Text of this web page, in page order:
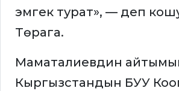
эмгек турат», — деп
Төрага.
Маматалиевдин
Кыргызстандын БУУ